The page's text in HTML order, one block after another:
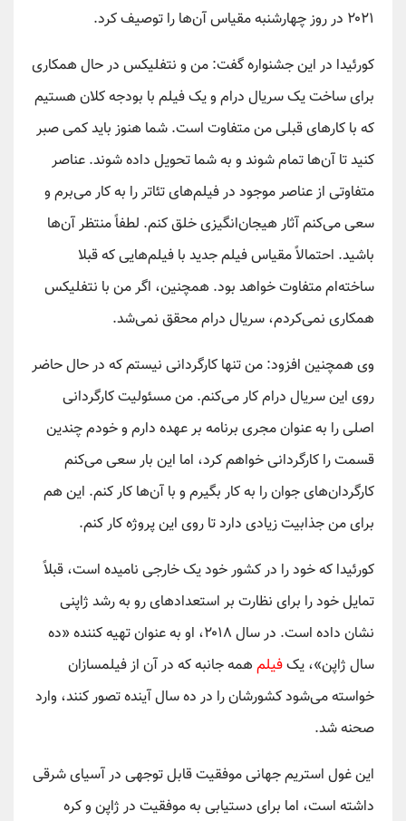
۲۰۲۱ در روز چهارشنبه مقیاس آن‌ها را توصیف کرد.
کورئیدا در این جشنواره گفت: من و نتفلیکس در حال همکاری
برای ساخت یک سریال درام و یک فیلم با بودجه کلان هستیم
که با کار‌های قبلی من متفاوت است. شما هنوز باید کمی صبر
کنید تا آن‌ها تمام شوند و به شما تحویل داده شوند. عناصر
متفاوتی از عناصر موجود در فیلم‌های تئاتر را به کار می‌برم و
سعی می‌کنم آثار هیجان‌انگیزی خلق کنم. لطفاً منتظر آن‌ها
باشید. احتمالاً مقیاس فیلم جدید با فیلم‌هایی که قبلا
ساخته‌ام متفاوت خواهد بود. همچنین، اگر من با نتفلیکس
همکاری نمی‌کردم، سریال درام محقق نمی‌شد.
وی همچنین افزود: من تنها کارگردانی نیستم که در حال حاضر
روی این سریال درام کار می‌کنم. من مسئولیت کارگردانی
اصلی را به عنوان مجری برنامه بر عهده دارم و خودم چندین
قسمت را کارگردانی خواهم کرد، اما این بار سعی می‌کنم
کارگردان‌های جوان را به کار بگیرم و با آن‌ها کار کنم. این هم
برای من جذابیت زیادی دارد تا روی این پروژه کار کنم.
کورئیدا که خود را در کشور خود یک خارجی نامیده است، قبلاً
تمایل خود را برای نظارت بر استعداد‌های رو به رشد ژاپنی
نشان داده است. در سال ۲۰۱۸، او به عنوان تهیه کننده «ده
سال ژاپن»، یکفیلم همه جانبه که در آن از فیلمسازان
خواسته می‌شود کشورشان را در ده سال آینده تصور کنند، وارد
صحنه شد.
این غول استریم جهانی موفقیت قابل توجهی در آسیای شرقی
داشته است، اما برای دستیابی به موفقیت در ژاپن و کره